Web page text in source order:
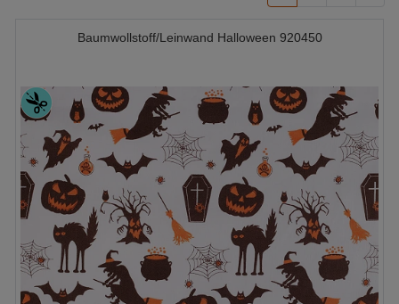
Baumwollstoff/Leinwand Halloween 920450